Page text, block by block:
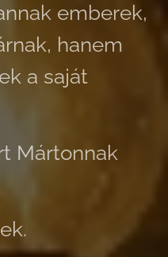
emberek,
hanem
a saját
Mártonnak